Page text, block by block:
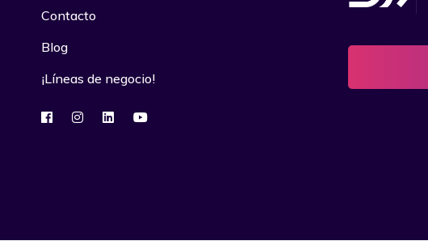
Contacto
Blog
¡Líneas de negocio!